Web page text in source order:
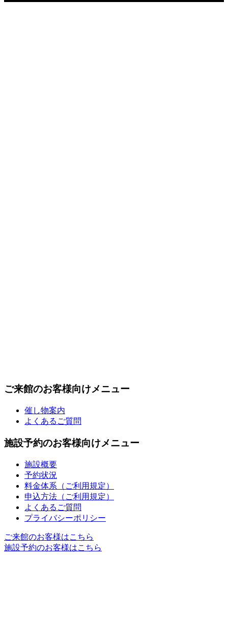
ご来館のお客様向けメニュー
催し物案内
よくあるご質問
施設予約のお客様向けメニュー
施設概要
予約状況
料金体系 （ご利用規定）
申込方法 （ご利用規定）
よくあるご質問
プライバシーポリシー
ご来館のお客様はこちら
施設予約のお客様はこちら